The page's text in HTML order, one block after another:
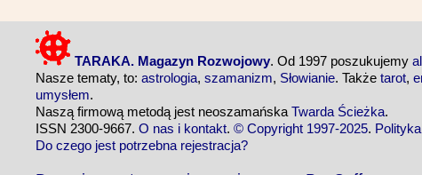
TARAKA. Magazyn Rozwojowy. Od 1997 poszukujemy
Nasze tematy, to: astrologia, szamanizm, Słowianie. Także tarot,
umysłem.
Naszą firmową metodą jest neoszamańska Twarda Ścieżka.
ISSN 2300-9667. O nas i kontakt. © Copyright 1997-2025.
Do czego jest potrzebna rejestracja?